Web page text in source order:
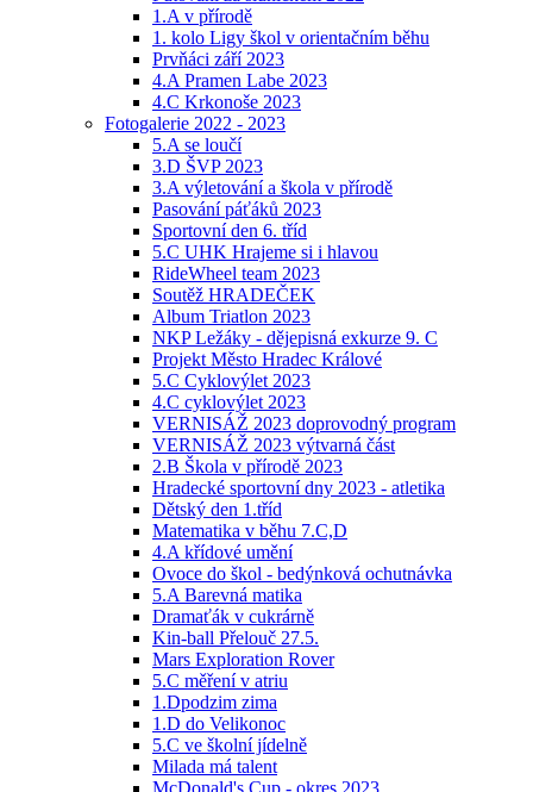
1.A v přírodě
1. kolo Ligy škol v orientačním běhu
Prvňáci září 2023
4.A Pramen Labe 2023
4.C Krkonoše 2023
Fotogalerie 2022 - 2023
5.A se loučí
3.D ŠVP 2023
3.A výletování a škola v přírodě
Pasování páťáků 2023
Sportovní den 6. tříd
5.C UHK Hrajeme si i hlavou
RideWheel team 2023
Soutěž HRADEČEK
Album Triatlon 2023
NKP Ležáky - dějepisná exkurze 9. C
Projekt Město Hradec Králové
5.C Cyklovýlet 2023
4.C cyklovýlet 2023
VERNISÁŽ 2023 doprovodný program
VERNISÁŽ 2023 výtvarná část
2.B Škola v přírodě 2023
Hradecké sportovní dny 2023 - atletika
Dětský den 1.tříd
Matematika v běhu 7.C,D
4.A křídové umění
Ovoce do škol - bedýnková ochutnávka
5.A Barevná matika
Dramaťák v cukrárně
Kin-ball Přelouč 27.5.
Mars Exploration Rover
5.C měření v atriu
1.Dpodzim zima
1.D do Velikonoc
5.C ve školní jídelně
Milada má talent